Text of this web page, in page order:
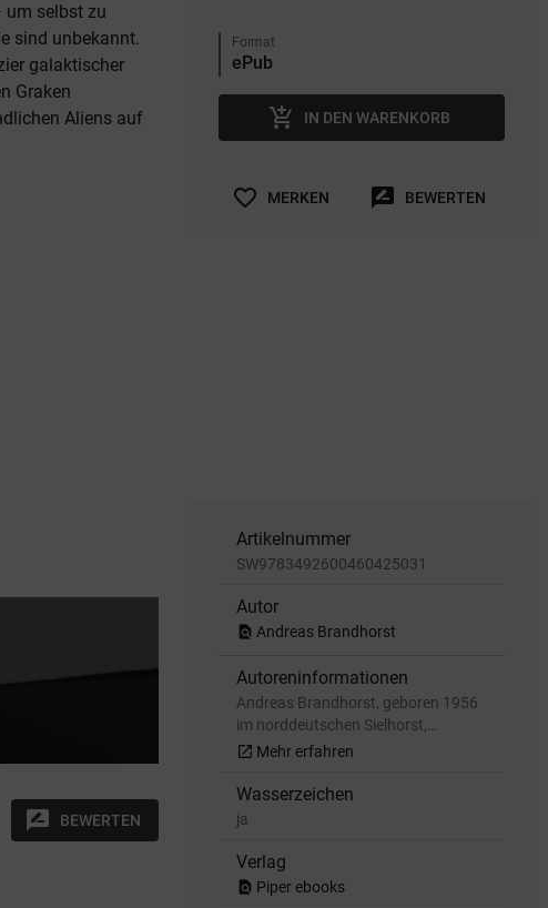
um selbst zu
sind unbekannt.
galaktischer
Graken
Aliens auf
Format
add_shopping_cart IN DEN WARENKORB
favorite_border MERKEN rate_review BEWERTEN
rate_review BEWERTEN
Artikelnummer
SW9783492600460425031
Autor
find_in_page Andreas Brandhorst
Autoreninformationen
Andreas Brandhorst, geboren 1956
im norddeutschen Sielhorst,…
open_in_new Mehr erfahren
Wasserzeichen
ja
Verlag
find_in_page Piper ebooks